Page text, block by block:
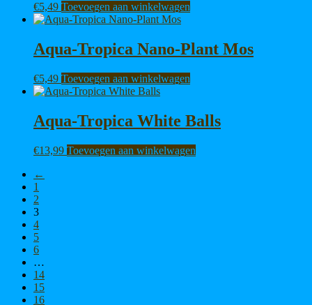
€5,49 Toevoegen aan winkelwagen
Aqua-Tropica Nano-Plant Mos
€5,49 Toevoegen aan winkelwagen
Aqua-Tropica White Balls
€13,99 Toevoegen aan winkelwagen
←
1
2
3
4
5
6
…
14
15
16